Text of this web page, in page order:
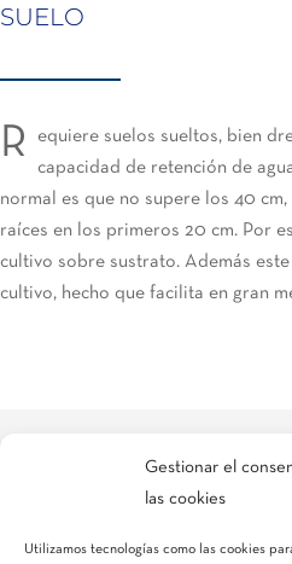
Gestionar el
las cookies
Utilizamos tecnologías como las cookies
SUELO
R
equiere suelos sueltos, bien
capacidad de retención de
normal es que no supere los 40
raíces en los primeros 20 cm. Por
cultivo sobre sustrato. Además
cultivo, hecho que facilita en gran
Si necesitas más información,